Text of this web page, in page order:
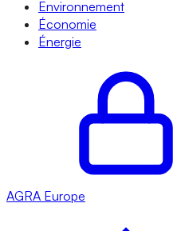
Environnement
Économie
Énergie
AGRA Europe